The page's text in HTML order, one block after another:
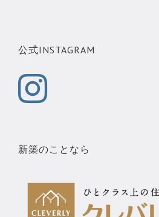
公式INSTAGRAM
新築のことなら